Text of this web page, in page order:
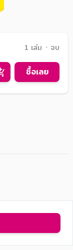
1 เล่ม ᛫ จบ
ซื้อเลย